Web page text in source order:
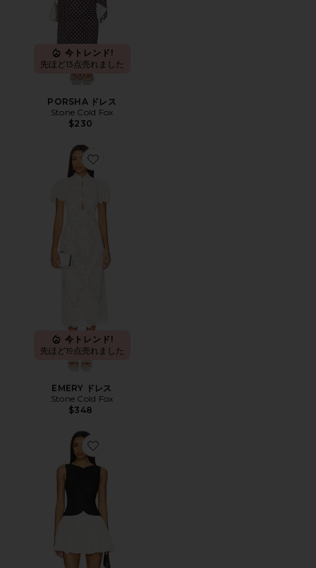
今トレンド!
先ほど13点売れました
PORSHA ドレス
Stone Cold Fox
$230
Favorite EMERY ドレス
今トレンド!
先ほど19点売れました
EMERY ドレス
Stone Cold Fox
$348
Favorite HANNAH ドレス